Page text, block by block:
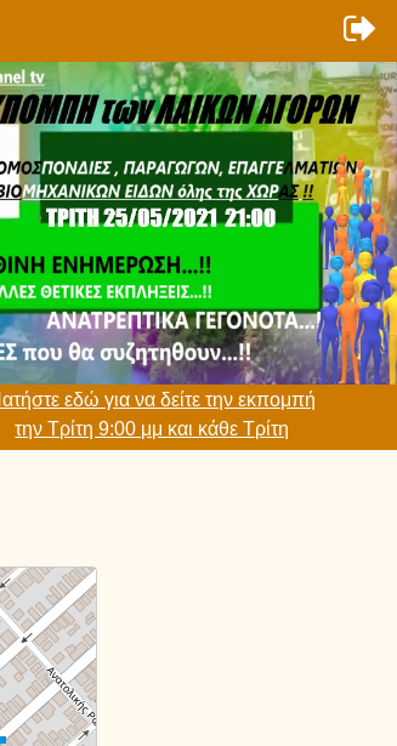
εδώ για να δείτε την εκπομπή
την Τρίτη 9:00 μμ και κάθε Τρίτη